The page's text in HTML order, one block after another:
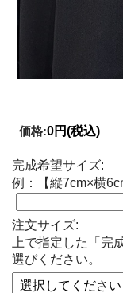
価格:0円(税込)
完成希望サイズ:
例：【縦7cm×横
注文サイズ:
上で指定した「完
選びください。